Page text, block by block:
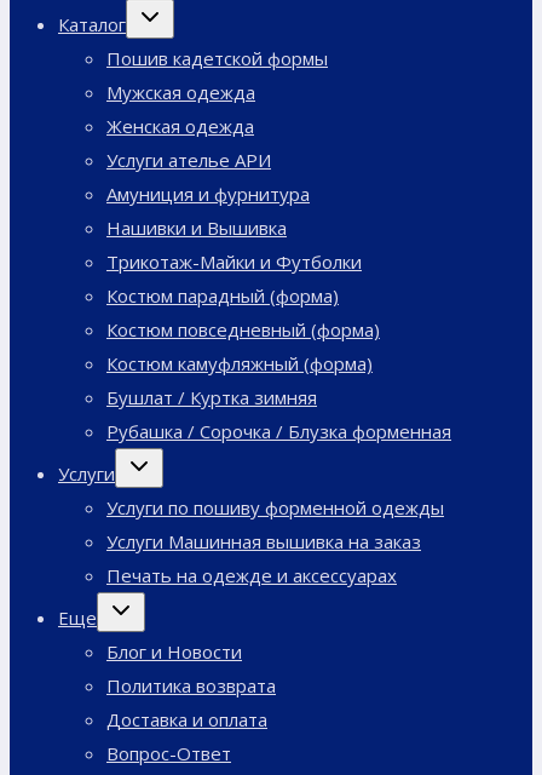
Каталог
Переключить
Пошив кадетской формы
Мужская одежда
Женская одежда
Услуги ателье АРИ
Амуниция и фурнитура
Нашивки и Вышивка
Трикотаж-Майки и Футболки
Костюм парадный (форма)
Костюм повседневный (форма)
Костюм камуфляжный (форма)
Бушлат / Куртка зимняя
Рубашка / Сорочка / Блузка форменная
Услуги
Переключить
Услуги по пошиву форменной одежды
Услуги Машинная вышивка на заказ
Печать на одежде и аксессуарах
Еще
Переключить
Блог и Новости
Политика возврата
Доставка и оплата
Вопрос-Ответ